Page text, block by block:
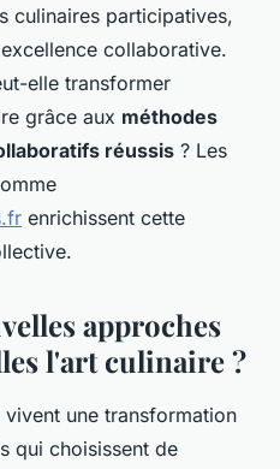
culinaires participatives,
collaborative.
elle transformer
grâce aux méthodes
réussis ? Les
enrichissent cette
approches
l'art culinaire ?
une transformation
qui choisissent de